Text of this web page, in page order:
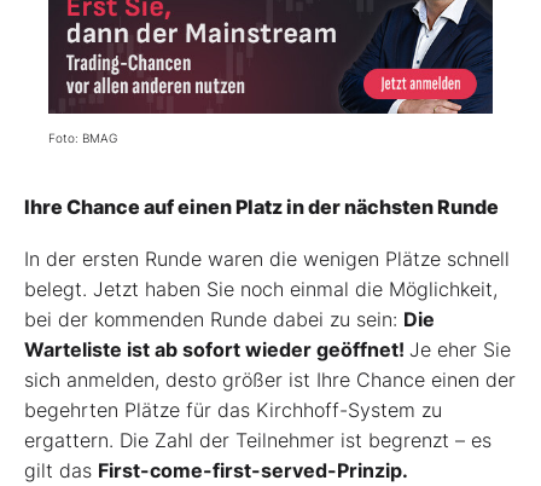
Foto: BMAG
Ihre Chance auf einen Platz in der nächsten Runde
In der ersten Runde waren die wenigen Plätze schnell
belegt. Jetzt haben Sie noch einmal die Möglichkeit,
bei der kommenden Runde dabei zu sein: Die
Warteliste ist ab sofort wieder geöffnet! Je eher Sie
sich anmelden, desto größer ist Ihre Chance einen der
begehrten Plätze für das Kirchhoff-System zu
ergattern. Die Zahl der Teilnehmer ist begrenzt – es
gilt das First-come-first-served-Prinzip.